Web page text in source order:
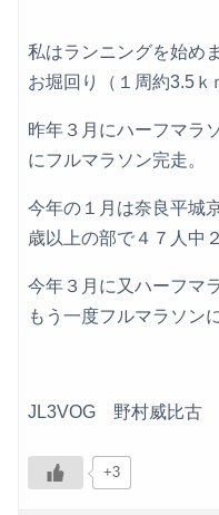
私はランニングを始め
お堀回り（１周約3.5ｋ
昨年３月にハーフマラ
にフルマラソン完走。
今年の１月は奈良平城
歳以上の部で４７人中
今年３月に又ハーフマ
もう一度フルマラソン
JL3VOG 野村威比古
+3